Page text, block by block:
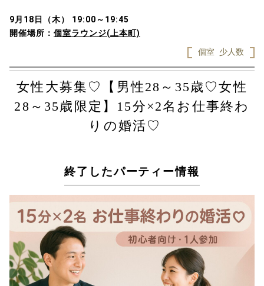
9月18日（木） 19:00～19:45
開催場所： 個室ラウンジ(上本町)
個室
少人数
女性大募集♡【男性28～35歳♡女性
28～35歳限定】15分×2名お仕事終わ
りの婚活♡
終了したパーティー情報